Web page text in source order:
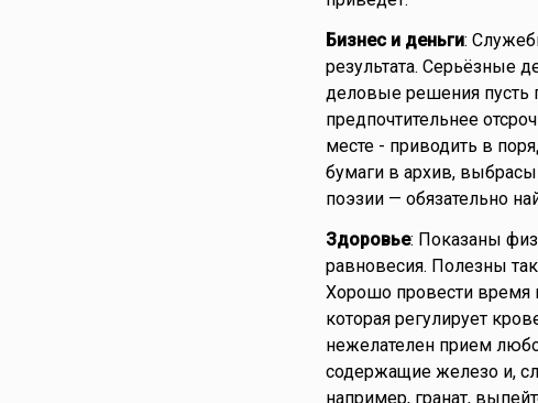
Бизнес и деньги:
результата. Серьёзные
деловые решения пусть
предпочтительнее
месте - приводить в
бумаги в архив,
поэзии — обязательно
Здоровье: Показаны
равновесия. Полезны
Хорошо провести время
которая регулирует
нежелателен прием
содержащие железо и,
например, гранат,